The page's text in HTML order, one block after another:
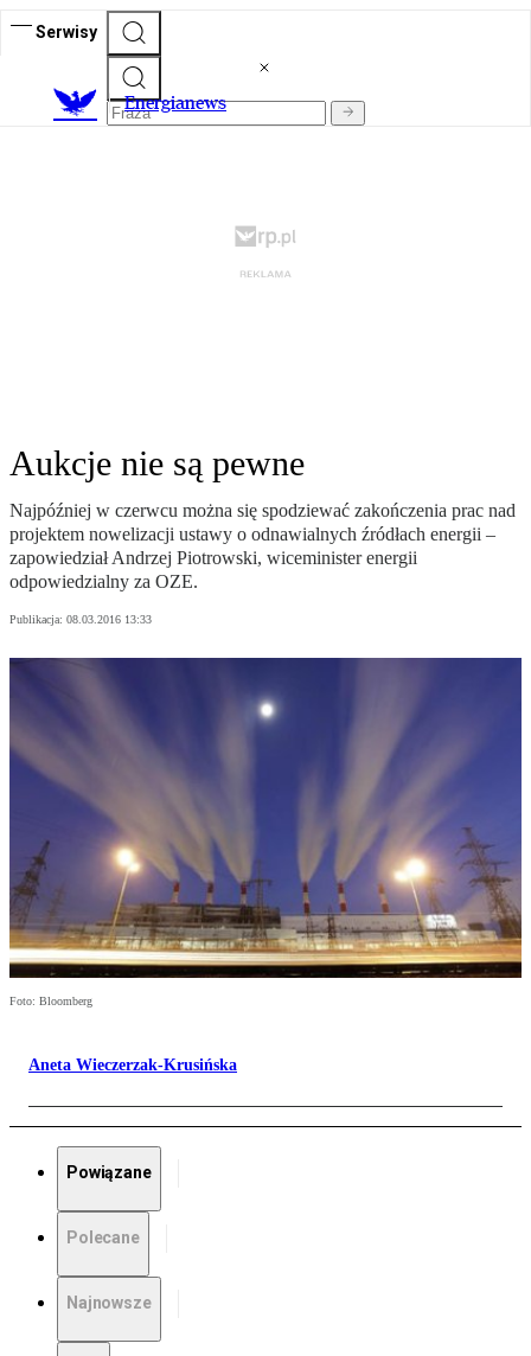
Serwisy
Energianews
Aukcje nie są pewne
Najpóźniej w czerwcu można się spodziewać zakończenia prac nad
projektem nowelizacji ustawy o odnawialnych źródłach energii –
zapowiedział Andrzej Piotrowski, wiceminister energii
odpowiedzialny za OZE.
Publikacja: 08.03.2016 13:33
Foto: Bloomberg
Aneta Wieczerzak-Krusińska
Powiązane
Polecane
Najnowsze